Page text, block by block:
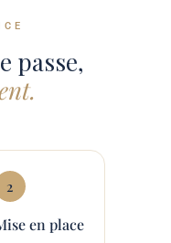
passe,
2
en place